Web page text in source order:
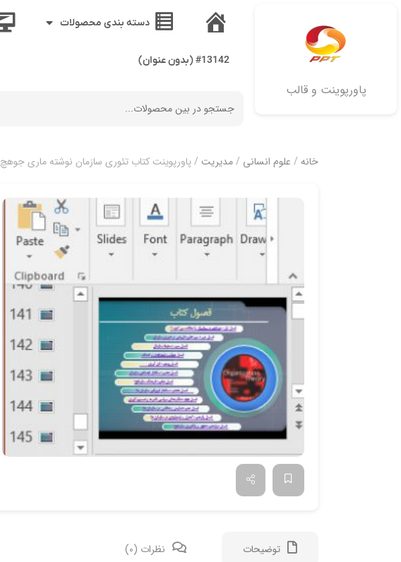
پاورپوینت و قالب
خانه
دسته بندی محصولات
#13142 (بدون عنوان)
خانه / علوم انسانی /مدیریت / پاورپوینت کتاب تئوری سازمان نوشته ماری جوهچ
توضیحات نظرات (0)